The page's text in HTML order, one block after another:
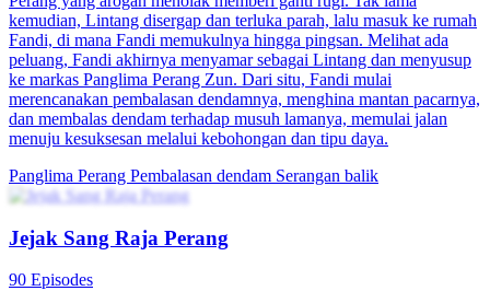
kemudian, Lintang disergap dan terluka parah, lalu masuk ke rumah
Fandi, di mana Fandi memukulnya hingga pingsan. Melihat ada
peluang, Fandi akhirnya menyamar sebagai Lintang dan menyusup
ke markas Panglima Perang Zun. Dari situ, Fandi mulai
merencanakan pembalasan dendamnya, menghina mantan pacarnya,
dan membalas dendam terhadap musuh lamanya, memulai jalan
menuju kesuksesan melalui kebohongan dan tipu daya.
Panglima Perang Pembalasan dendam Serangan balik
Jejak Sang Raja Perang
90 Episodes